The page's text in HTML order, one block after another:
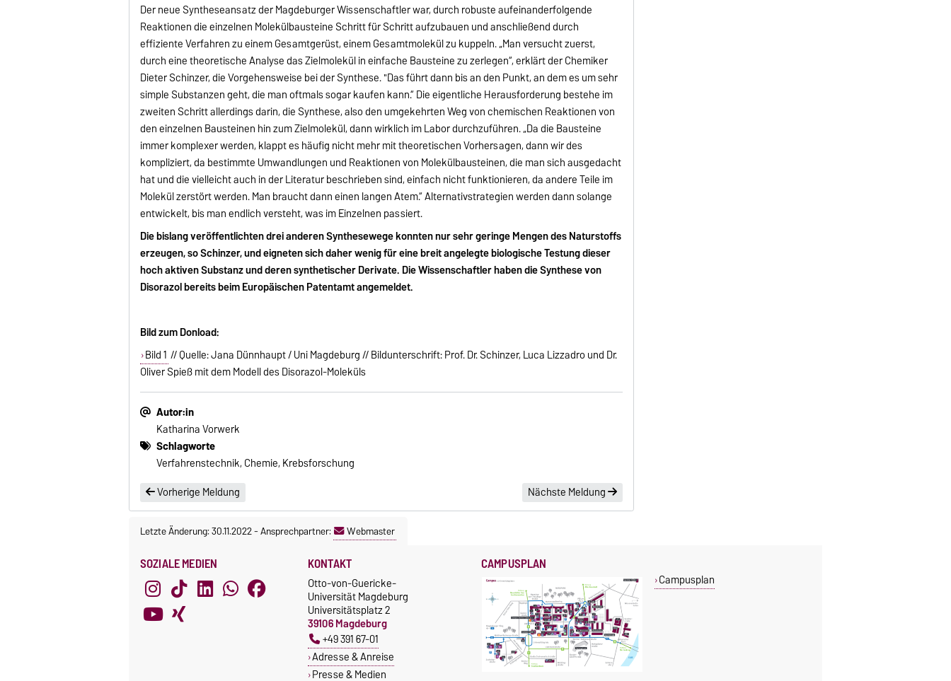
Der neue Syntheseansatz der Magdeburger Wissenschaftler war, durch robuste aufeinanderfolgende
Reaktionen die einzelnen Molekülbausteine Schritt für Schritt aufzubauen und anschließend durch
effiziente Verfahren zu einem Gesamtgerüst, einem Gesamtmolekül zu kuppeln. „Man versucht zuerst,
durch eine theoretische Analyse das Zielmolekül in einfache Bausteine zu zerlegen“, erklärt der Chemiker
Dieter Schinzer, die Vorgehensweise bei der Synthese. "Das führt dann bis an den Punkt, an dem es um sehr
simple Substanzen geht, die man oftmals sogar kaufen kann.“ Die eigentliche Herausforderung bestehe im
zweiten Schritt allerdings darin, die Synthese, also den umgekehrten Weg von chemischen Reaktionen von
den einzelnen Bausteinen hin zum Zielmolekül, dann wirklich im Labor durchzuführen. „Da die Bausteine
immer komplexer werden, klappt es häufig nicht mehr mit theoretischen Vorhersagen, dann wir des
kompliziert, da bestimmte Umwandlungen und Reaktionen von Molekülbausteinen, die man sich ausgedacht
hat und die vielleicht auch in der Literatur beschrieben sind, einfach nicht funktionieren, da andere Teile im
Molekül zerstört werden. Man braucht dann einen langen Atem.“ Alternativstrategien werden dann solange
entwickelt, bis man endlich versteht, was im Einzelnen passiert.
Die bislang veröffentlichten drei anderen Synthesewege konnten nur sehr geringe Mengen des Naturstoffs
erzeugen, so Schinzer, und eigneten sich daher wenig für eine breit angelegte biologische Testung dieser
hoch aktiven Substanz und deren synthetischer Derivate. Die Wissenschaftler haben die Synthese von
Disorazol bereits beim Europäischen Patentamt angemeldet.
Bild zum Donload:
Bild 1 // Quelle: Jana Dünnhaupt / Uni Magdeburg // Bildunterschrift: Prof. Dr. Schinzer, Luca Lizzadro und Dr.
Oliver Spieß mit dem Modell des Disorazol-Moleküls
Autor:in
Katharina Vorwerk
Schlagworte
Verfahrenstechnik, Chemie, Krebsforschung
Vorherige Meldung
Nächste Meldung
Letzte Änderung: 30.11.2022-Ansprechpartner: Webmaster
SOZIALE MEDIEN KONTAKT
Otto-von-Guericke-
Universität Magdeburg
Universitätsplatz 2
39106 Magdeburg
+49 391 67-01
Adresse & Anreise
Presse & Medien
CAMPUSPLAN
Campusplan